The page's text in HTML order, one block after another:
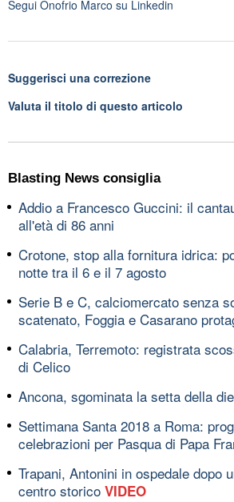
Segui Onofrio Marco su Linkedin
Suggerisci una correzione
Valuta il titolo di questo articolo
Blasting News consiglia
Addio a Francesco Guccini: il
all'età di 86 anni
Crotone, stop alla fornitura idrica:
notte tra il 6 e il 7 agosto
Serie B e C, calciomercato senza
scatenato, Foggia e Casarano
Calabria, Terremoto: registrata
di Celico
Ancona, sgominata la setta della
Settimana Santa 2018 a Roma:
celebrazioni per Pasqua di Papa
Trapani, Antonini in ospedale dopo
centro storico VIDEO